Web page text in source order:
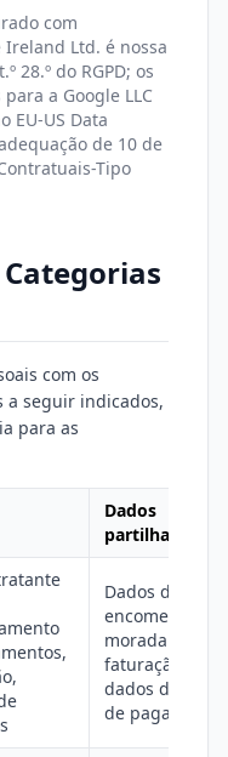
com
Ireland Ltd. é nossa
28.º do RGPD; os
a Google LLC
EU-US Data
de 10 de
Tipo
com os
a seguir indicados,
para as
Dados
partilhados
Dados de
encomenda,
morada de
faturação,
dados do meio
de pagamento